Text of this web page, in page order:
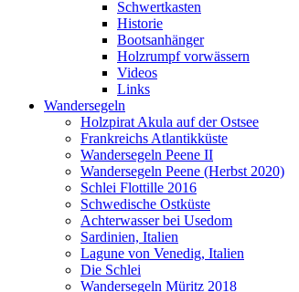
Schwertkasten
Historie
Bootsanhänger
Holzrumpf vorwässern
Videos
Links
Wandersegeln
Holzpirat Akula auf der Ostsee
Frankreichs Atlantikküste
Wandersegeln Peene II
Wandersegeln Peene (Herbst 2020)
Schlei Flottille 2016
Schwedische Ostküste
Achterwasser bei Usedom
Sardinien, Italien
Lagune von Venedig, Italien
Die Schlei
Wandersegeln Müritz 2018